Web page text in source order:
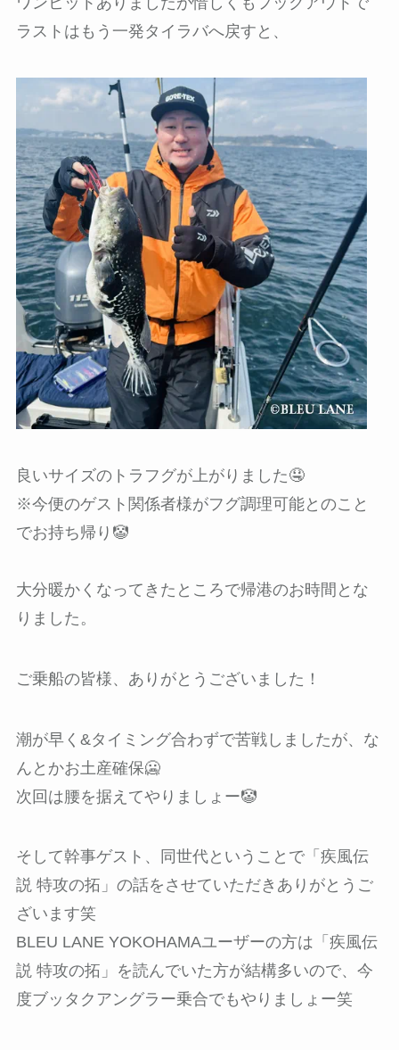
ラストはもう一発タイラバへ戻すと、
良いサイズのトラフグが上がりました🤤
※今便のゲスト関係者様がフグ調理可能とのこと
でお持ち帰り🤡
大分暖かくなってきたところで帰港のお時間とな
りました。
ご乗船の皆様、ありがとうございました！
潮が早く&タイミング合わずで苦戦しましたが、な
んとかお土産確保🥶
次回は腰を据えてやりましょー🤡
そして幹事ゲスト、同世代ということで「疾風伝
説 特攻の拓」の話をさせていただきありがとうご
ざいます笑
BLEU LANE YOKOHAMAユーザーの方は「疾風伝
説 特攻の拓」を読んでいた方が結構多いので、今
度ブッタクアングラー乗合でもやりましょー笑